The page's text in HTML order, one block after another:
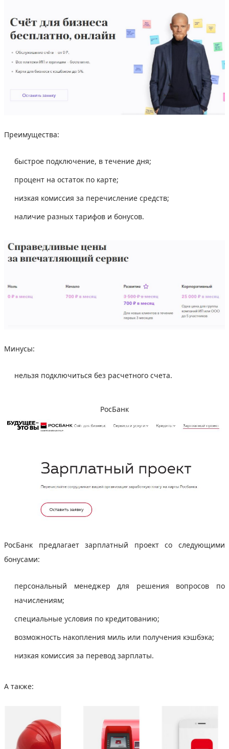
Преимущества:
быстрое подключение, в течение дня;
процент на остаток по карте;
низкая комиссия за перечисление средств;
наличие разных тарифов и бонусов.
Минусы:
нельзя подключиться без расчетного счета.
РосБанк
РосБанк предлагает зарплатный проект со следующими
бонусами:
персональный менеджер для решения вопросов по
начислениям;
специальные условия по кредитованию;
возможность накопления миль или получения кэшбэка;
низкая комиссия за перевод зарплаты.
А также: